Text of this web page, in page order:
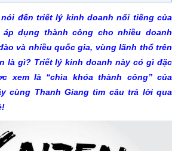
đến triết lý kinh doanh nổi tiếng của
dụng thành công cho nhiều doanh
và nhiều quốc gia, vùng lãnh thổ trên
là gì? Triết lý kinh doanh này có gì đặc
xem là “chìa khóa thành công” của
cùng Thanh Giang tìm câu trả lời qua